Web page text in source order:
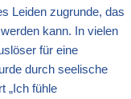
Leiden zugrunde, das
kann. In vielen
für eine
durch seelische
„Ich fühle